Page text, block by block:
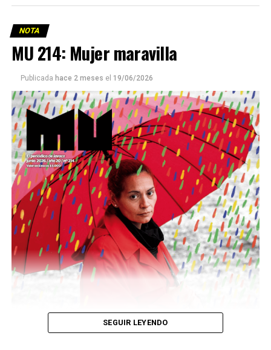
Este número 215 de MU ☝️viene con doble tapa, que
podría ser una frase:
Sin chamuyo, a remarla.
Descargar la Mu en PDF
NOTA
MU 214: Mujer maravilla
Publicada hace 2 meses el 19/06/2026
SEGUIR LEYENDO